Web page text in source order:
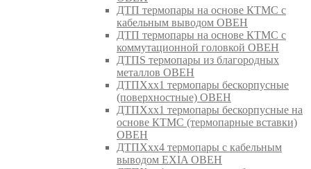
ДТП термопары на основе КТМС с
кабельным выводом ОВЕН
ДТП термопары на основе КТМС с
коммутационной головкой ОВЕН
ДТПS термопары из благородных
металлов ОВЕН
ДТПХхх1 термопары бескорпусные
(поверхностные) ОВЕН
ДТПХхх1 термопары бескорпусные на
основе КТМС (термопарные вставки)
ОВЕН
ДТПХхх4 термопары с кабельным
выводом EXIA ОВЕН